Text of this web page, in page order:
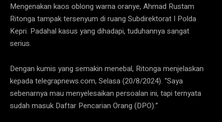
Mengenakan kaos oblong warna oranye, Ahmad Rustam
Ritonga tampak tersenyum di ruang Subdirektorat I Polda
Kepri. Padahal kasus yang dihadapi, tuduhannya sangat
serius.
Dengan kumis yang semakin menebal, Ritonga menjelaskan
kepada telegrapnews.com, Selasa (20/8/2024). “Saya
sebenarnya mau menyelesaikan persoalan ini, tapi ternyata
sudah masuk Daftar Pencarian Orang (DPO).”